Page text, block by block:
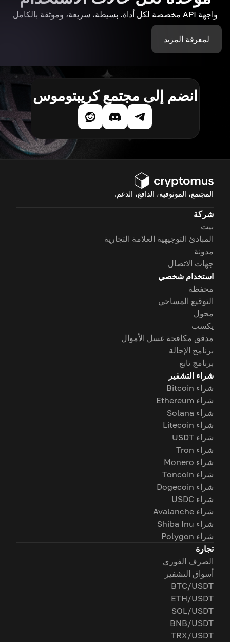
واجهة API مخصصة لكل أداة. بسيطة، سريعة، وموثقة بالكامل
لمعرفة المزيد
انضم إلى مجتمع كريبتوموس
المجتمع، الموثوقية، الدافع، الدعم.
شركة
بيت
المبادئ التوجيهية العلامة التجارية
مدونة
جهات الاتصال
استخدام شخصي
محفظة
التوقيع المساحي
محول
يكسب
مدقق مكافحة غسل الأموال
برنامج الإحالة
برنامج تابع
شراء التشفير
شراء Bitcoin
شراء Ethereum
شراء Solana
شراء Litecoin
شراء USDT
شراء Tron
شراء Monero
شراء Toncoin
شراء Dogecoin
شراء USDC
شراء Avalanche
شراء Shiba Inu
شراء Polygon
تجارة
الصرف الفوري
أسواق التشفير
BTC/USDT
ETH/USDT
SOL/USDT
BNB/USDT
TRX/USDT